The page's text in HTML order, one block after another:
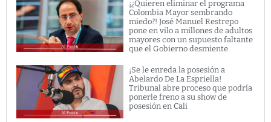
¡¿Quieren eliminar el programa
Colombia Mayor sembrando
miedo?! José Manuel Restrepo
pone en vilo a millones de adultos
mayores con un supuesto faltante
que el Gobierno desmiente
¡Se le enreda la posesión a
Abelardo De La Espriella!
Tribunal abre proceso que podría
ponerle freno a su show de
posesión en Cali